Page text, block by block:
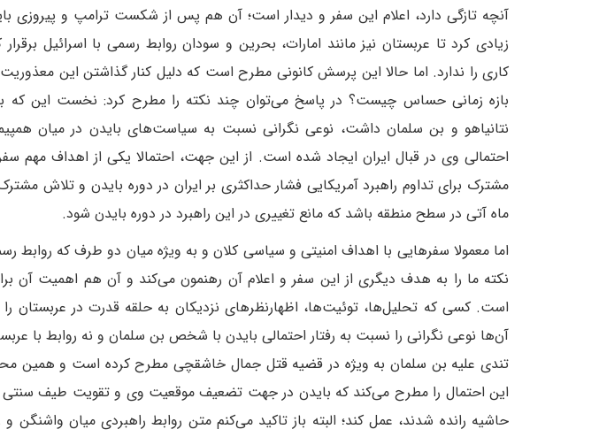
آنچه تازگی دارد، اعلام این سفر و دیدار است؛ آن هم پس از شکست ترامپ و پیروزی
زیادی کرد تا عربستان نیز مانند امارات، بحرین و سودان روابط رسمی با اسرائیل
کاری را ندارد. اما حالا این پرسش کانونی مطرح است که دلیل کنار گذاشتن این
بازه زمانی حساس چیست؟ در پاسخ می‌توان چند نکته را مطرح کرد: نخست این که
نتانیاهو و بن سلمان داشت، نوعی نگرانی نسبت به سیاست‌های بایدن در میان
احتمالی وی در قبال ایران ایجاد شده است. از این جهت، احتمالا یکی از اهداف مهم
مشترک برای تداوم راهبرد آمریکایی فشار حداکثری بر ایران در دوره بایدن و تلاش
ماه آتی در سطح منطقه باشد که مانع تغییری در این راهبرد در دوره بایدن شود.
اما معمولا سفرهایی با اهداف امنیتی و سیاسی کلان و به ویژه میان دو طرف که روابط
نکته ما را به هدف دیگری از این سفر و اعلام آن رهنمون می‌کند و آن هم اهمیت
است. کسی که تحلیل‌ها، توئیت‌ها، اظهارنظرهای نزدیکان به حلقه قدرت در عربستان را
آن‌ها نوعی نگرانی را نسبت به رفتار احتمالی بایدن با شخص بن سلمان و نه روابط با
تندی علیه بن سلمان به ویژه در قضیه قتل جمال خاشقچی مطرح کرده است و همین
این احتمال را مطرح می‌کند که بایدن در جهت تضعیف موقعیت وی و تقویت طیف سنتی
حاشیه رانده شدند، عمل کند؛ البته باز تاکید می‌کنم متن روابط راهبردی میان واشنگن